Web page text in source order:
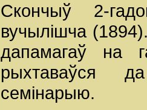
Скончыў 2-
вучылішча
дапамагаў на
рыхтаваўся
семінарыю.